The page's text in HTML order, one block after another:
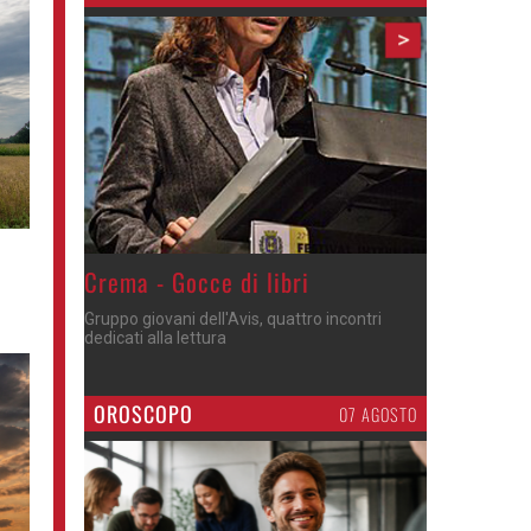
>
Crema - Gocce di libri
Gruppo giovani dell'Avis, quattro incontri
dedicati alla lettura
OROSCOPO 07 AGOSTO